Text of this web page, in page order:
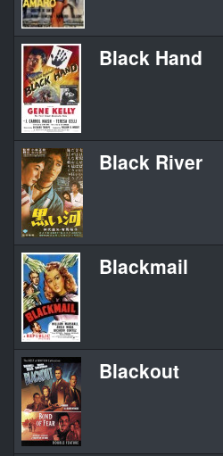
Black Hand
Black River
Blackmail
Blackout